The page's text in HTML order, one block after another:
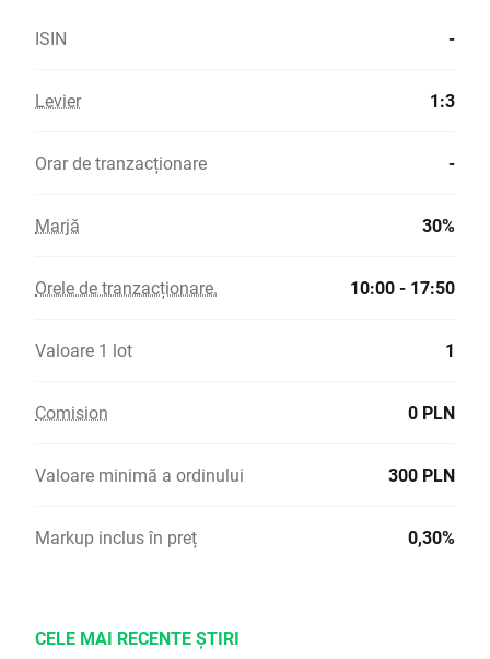
ISIN -
Levier 1:3
Orar de tranzacționare -
Marjă 30%
Orele de tranzacționare. 10:00 - 17:50
Valoare 1 lot 1
Comision 0 PLN
Valoare minimă a ordinului 300 PLN
Markup inclus în preț 0,30%
CELE MAI RECENTE ȘTIRI